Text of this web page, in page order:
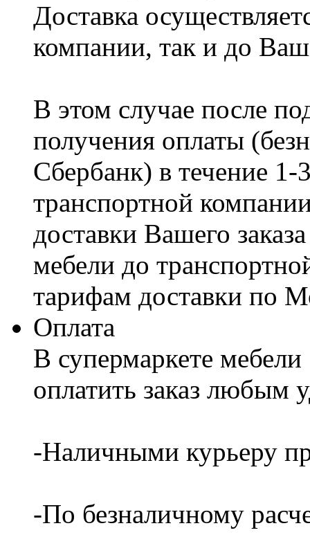
Доставка
компании, так и до
В этом случае после
получения оплаты
Сбербанк) в течение
транспортной
доставки Вашего
мебели до
тарифам доставки по
Оплата
В супермаркете
оплатить заказ любым
-Наличными курьеру
-По безналичному